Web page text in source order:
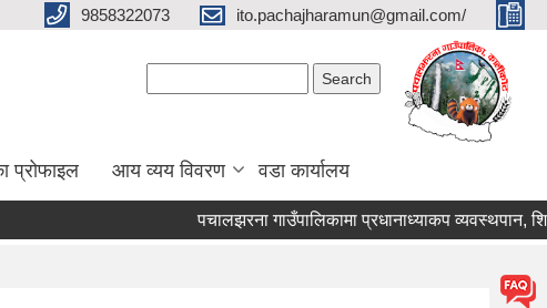
9858322073 ito.pachajharamun@gmail.com/
प्रोफाइल आय व्यय विवरण वडा कार्यालय
पचालझरना गाउँपालिकामा प्रधानाध्याकप व्यवस्थपान,